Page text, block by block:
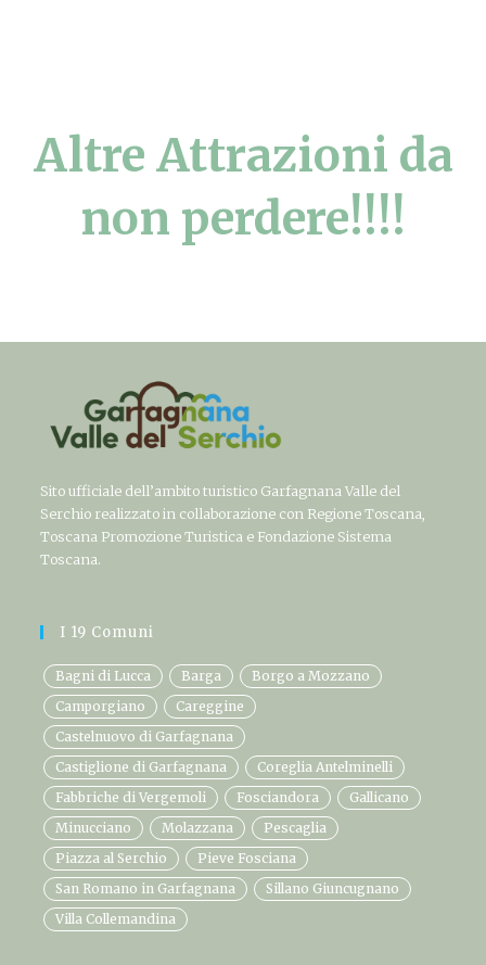
Altre Attrazioni da
non perdere!!!!
Sito ufficiale dell’ambito turistico Garfagnana Valle del
Serchio realizzato in collaborazione con Regione Toscana,
Toscana Promozione Turistica e Fondazione Sistema
Toscana.
I 19 Comuni
Bagni di Lucca Barga
Borgo a Mozzano
Camporgiano
Careggine
Castelnuovo di Garfagnana
Castiglione di Garfagnana
Coreglia Antelminelli
Fabbriche di Vergemoli
Fosciandora
Gallicano
Minucciano
Molazzana
Pescaglia
Piazza al Serchio
Pieve Fosciana
San Romano in Garfagnana
Sillano Giuncugnano
Villa Collemandina